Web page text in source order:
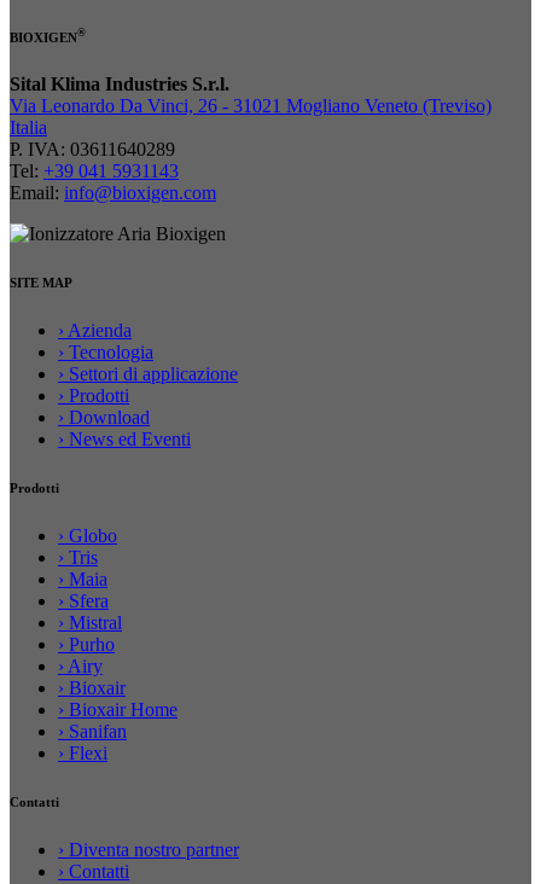
BIOXIGEN®
Sital Klima Industries S.r.l.
Via Leonardo Da Vinci, 26 - 31021 Mogliano Veneto (Treviso)
Italia
P. IVA: 03611640289
Tel: +39 041 5931143
Email: info@bioxigen.com
SITE MAP
› Azienda
› Tecnologia
› Settori di applicazione
› Prodotti
› Download
› News ed Eventi
Prodotti
› Globo
› Tris
› Maia
› Sfera
› Mistral
› Purho
› Airy
› Bioxair
› Bioxair Home
› Sanifan
› Flexi
Contatti
› Diventa nostro partner
› Contatti